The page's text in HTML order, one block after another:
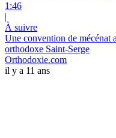
1:46
|
À suivre
Une convention de mécénat
orthodoxe Saint-Serge
Orthodoxie.com
il y a 11 ans